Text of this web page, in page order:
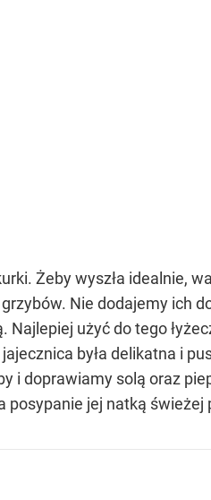
Żeby wyszła idealnie,
Nie dodajemy ich
użyć do tego
była delikatna i
i doprawiamy solą oraz
posypanie jej natką świeżej